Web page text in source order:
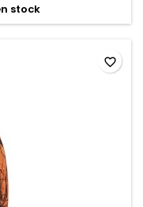
stock
favorite_border